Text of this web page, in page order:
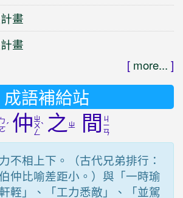
畫
畫
[ more... ]
成語補給站
ㄅ
ㄛˊ 仲ㄓ
ㄨ
ㄥ
ˋ 之ㄓ 間 ㄐ
ㄧ
ㄢ
不相上下。（古代兄弟排行：
仲比喻差距小。）與「一時瑜
輊」、「工力悉敵」、「並駕